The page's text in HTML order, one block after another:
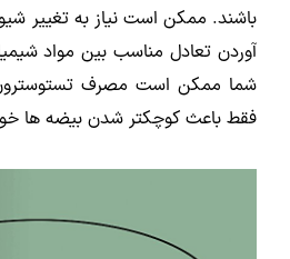
باشند. ممکن است نیاز به تغییر
آوردن تعادل مناسب بین مواد
شما ممکن است مصرف تستوسترون
فقط باعث کوچکتر شدن بیضه ها